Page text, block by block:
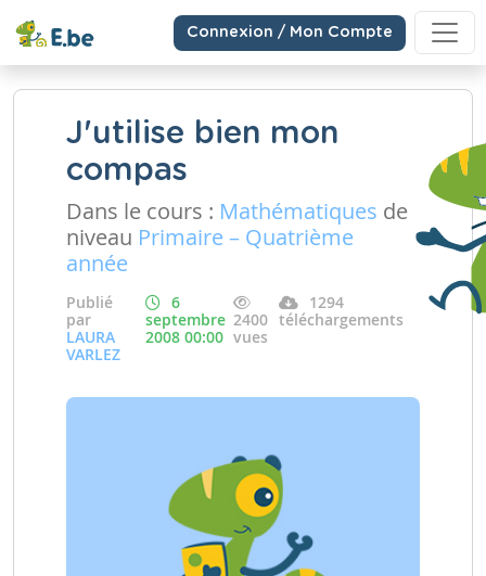
Connexion / Mon Compte
J'utilise bien mon
compas
Dans le cours : Mathématiques de
niveau Primaire – Quatrième
année
Publié
par
LAURA
VARLEZ
6
septembre
2008 00:00
2400
vues
1294
téléchargements